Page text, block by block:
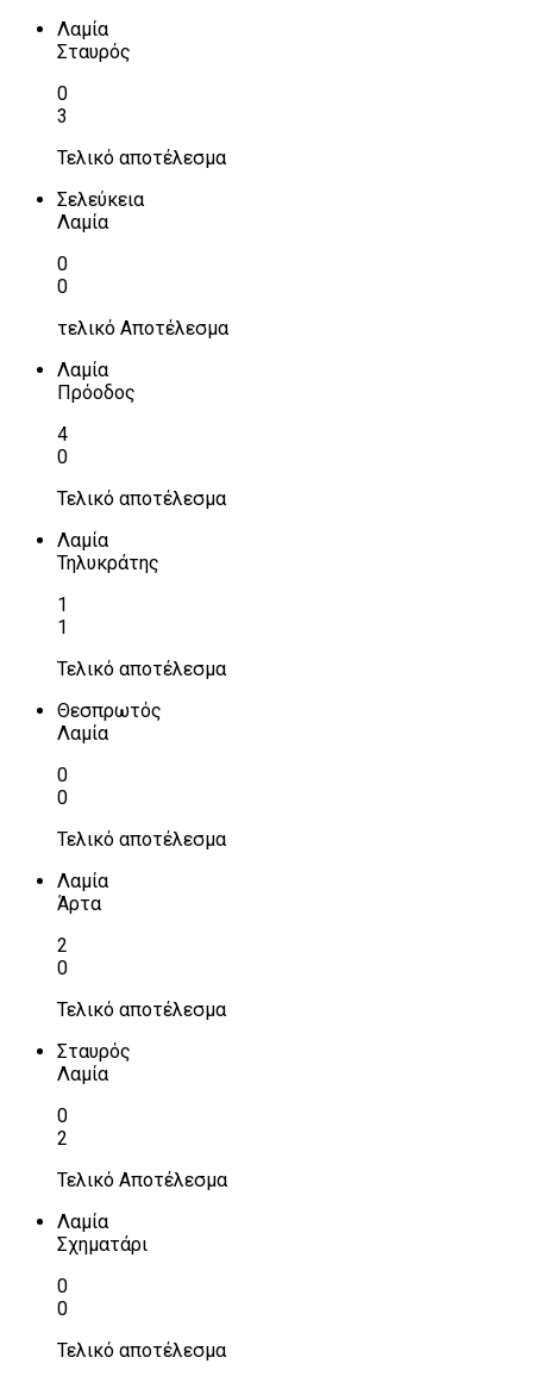
Λαμία
Σταυρός
0
3
Τελικό αποτέλεσμα
Σελεύκεια
Λαμία
0
0
τελικό Αποτέλεσμα
Λαμία
Πρόοδος
4
0
Τελικό αποτέλεσμα
Λαμία
Τηλυκράτης
1
1
Τελικό αποτέλεσμα
Θεσπρωτός
Λαμία
0
0
Τελικό αποτέλεσμα
Λαμία
Άρτα
2
0
Τελικό αποτέλεσμα
Σταυρός
Λαμία
0
2
Τελικό Αποτέλεσμα
Λαμία
Σχηματάρι
0
0
Τελικό αποτέλεσμα